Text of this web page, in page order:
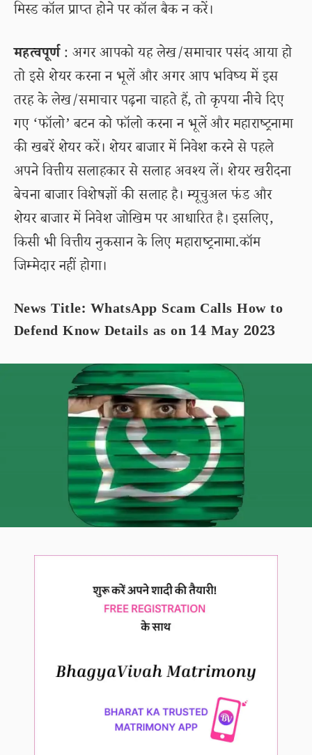
मिस्ड कॉल प्राप्त होने पर कॉल बैक न करें।
महत्वपूर्ण: अगर आपको यह लेख/समाचार पसंद आया हो
तो इसे शेयर करना न भूलें और अगर आप भविष्य में इस
तरह के लेख/समाचार पढ़ना चाहते हैं, तो कृपया नीचे दिए
गए ‘फॉलो’ बटन को फॉलो करना न भूलें और महाराष्ट्रनामा
की खबरें शेयर करें। शेयर बाजार में निवेश करने से पहले
अपने वित्तीय सलाहकार से सलाह अवश्य लें। शेयर खरीदना
बेचना बाजार विशेषज्ञों की सलाह है। म्यूचुअल फंड और
शेयर बाजार में निवेश जोखिम पर आधारित है। इसलिए,
किसी भी वित्तीय नुकसान के लिए महाराष्ट्रनामा.कॉम
जिम्मेदार नहीं होगा।
News Title: WhatsApp Scam Calls How to
Defend Know Details as on 14 May 2023